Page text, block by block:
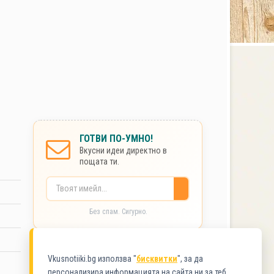
ГОТВИ ПО-УМНО!
Вкусни идеи директно в
пощата ти.
Без спам. Сигурно.
КАТЕГОРИИ
Vkusnotiiki.bg използва "бисквитки", за да